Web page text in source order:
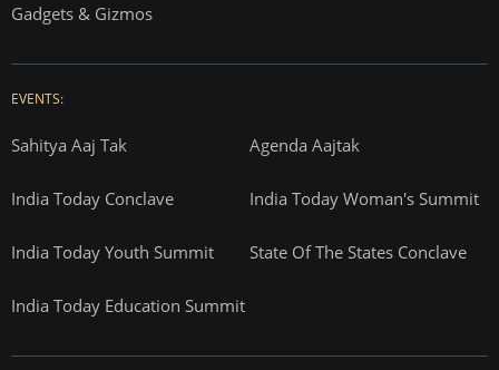
Gadgets & Gizmos
EVENTS:
Sahitya Aaj Tak Agenda Aajtak
India Today Conclave India Today Woman's Summit
India Today Youth Summit State Of The States Conclave
India Today Education Summit